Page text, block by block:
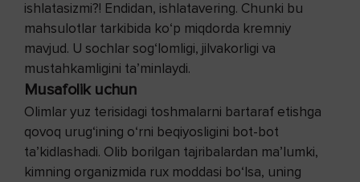
ishlatasizmi?! Endidan, ishlatavering. Chunki bu
mahsulotlar tarkibida ko‘p miqdorda kremniy
mavjud. U sochlar sog‘lomligi, jilvakorligi va
mustahkamligini ta’minlaydi.
Musafolik uchun
Olimlar yuz terisidagi toshmalarni bartaraf etishga
qovoq urug‘ining o‘rni beqiyosligini bot-bot
ta’kidlashadi. Olib borilgan tajribalardan ma’lumki,
kimning organizmida rux moddasi bo‘lsa, uning